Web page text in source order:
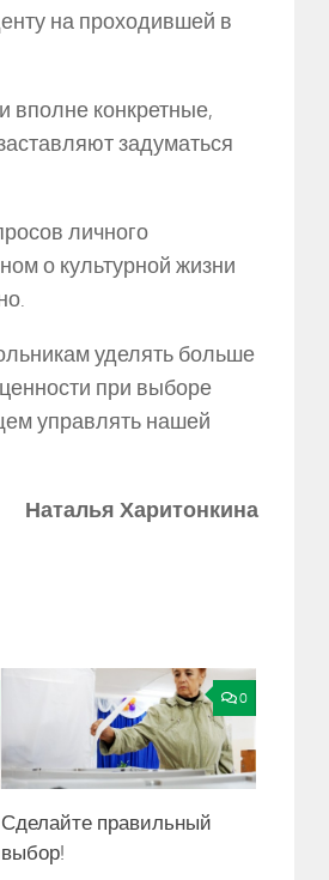
на проходившей в
вполне конкретные,
задуматься
личного
о культурной жизни
уделять больше
при выборе
управлять нашей
Наталья Харитонкина
0
Сделайте правильный
выбор!